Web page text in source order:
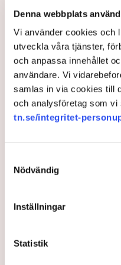
Denna webbplats
Vi använder cookies och
utveckla våra tjänster,
och anpassa innehållet
användare. Vi
samlas in via cookies till
och analysföretag som vi
tn.se/integritet-
Nödvändig
Inställningar
Statistik
Trafikverket börja om
måste gå snabbt för
ingripa. ”Man kan
beredda att göra”,
Andreas Carlson.
3 months ago | Av: Gabriel